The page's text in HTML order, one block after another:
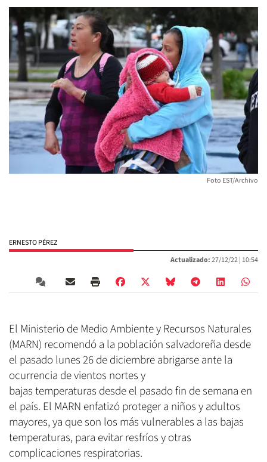
Foto EST/Archivo
ERNESTO PÉREZ
Actualizado:27/12/22 | 10:54
El Ministerio de Medio Ambiente y Recursos Naturales
(MARN) recomendó a la población salvadoreña desde
el pasado lunes 26 de diciembre abrigarse ante la
ocurrencia de vientos nortes y
bajas temperaturas desde el pasado fin de semana en
el país. El MARN enfatizó proteger a niños y adultos
mayores, ya que son los más vulnerables a las bajas
temperaturas, para evitar resfríos y otras
complicaciones respiratorias.